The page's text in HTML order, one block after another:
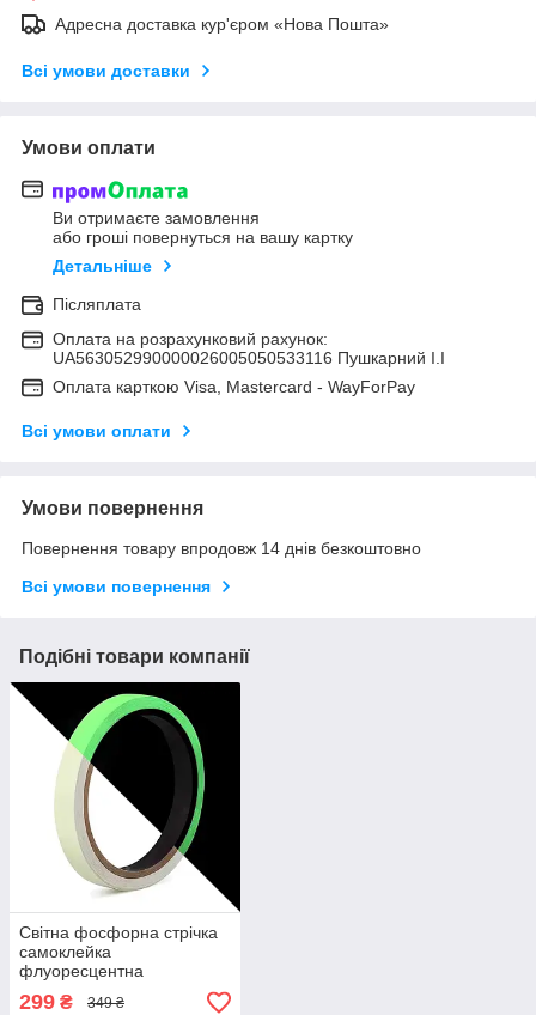
Адресна доставка кур'єром «Нова Пошта»
Всі умови доставки
Умови оплати
Ви отримаєте замовлення
або гроші повернуться на вашу картку
Детальніше
Післяплата
Оплата на розрахунковий рахунок:
UA563052990000026005050533116 Пушкарний І.І
Оплата карткою Visa, Mastercard - WayForPay
Всі умови оплати
Умови повернення
Повернення товару впродовж 14 днів безкоштовно
Всі умови повернення
Подібні товари компанії
Світна фосфорна стрічка
самоклейка
флуоресцентна
299 ₴ 349 ₴